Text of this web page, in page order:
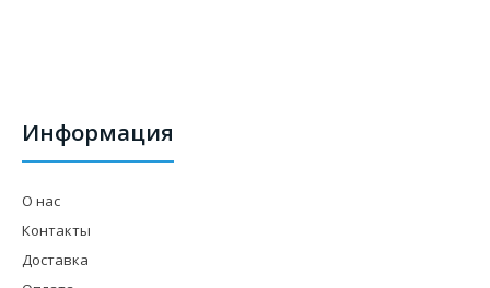
Информация
О нас
Контакты
Доставка